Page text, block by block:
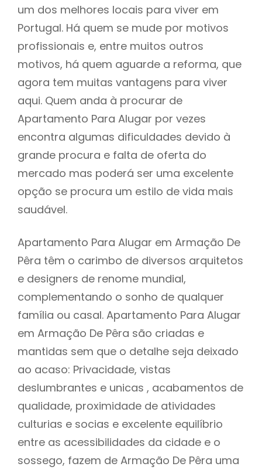
um dos melhores locais para viver em
Portugal. Há quem se mude por motivos
profissionais e, entre muitos outros
motivos, há quem aguarde a reforma, que
agora tem muitas vantagens para viver
aqui. Quem anda à procurar de
Apartamento Para Alugar por vezes
encontra algumas dificuldades devido à
grande procura e falta de oferta do
mercado mas poderá ser uma excelente
opção se procura um estilo de vida mais
saudável.
Apartamento Para Alugar em Armação De
Pêra têm o carimbo de diversos arquitetos
e designers de renome mundial,
complementando o sonho de qualquer
família ou casal. Apartamento Para Alugar
em Armação De Pêra são criadas e
mantidas sem que o detalhe seja deixado
ao acaso: Privacidade, vistas
deslumbrantes e unicas , acabamentos de
qualidade, proximidade de atividades
culturias e socias e excelente equilíbrio
entre as acessibilidades da cidade e o
sossego, fazem de Armação De Pêra uma